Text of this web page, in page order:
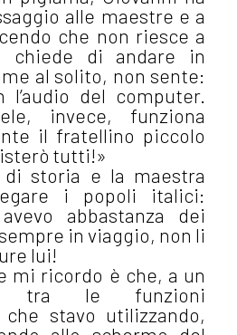
alle maestre e a
che non riesce a
chiede di andare in
al solito, non sente:
l’audio del computer.
invece, funziona
il fratellino piccolo
tutti!»
storia e la maestra
i popoli italici:
abbastanza dei
in viaggio, non li
lui!
mi ricordo è che, a un
tra le funzioni
che stavo utilizzando,